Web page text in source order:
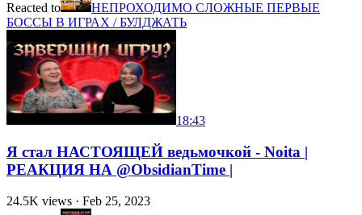
Reacted to
НЕПРОХОДИМО СЛОЖНЫЕ ПЕРВЫЕ
БОССЫ В ИГРАХ / БУЛДЖАТЬ
18:43
Я стал НАСТОЯЩЕЙ ведьмочкой - Noita |
РЕАКЦИЯ НА @ObsidianTime |
24.5K views · Feb 25, 2023